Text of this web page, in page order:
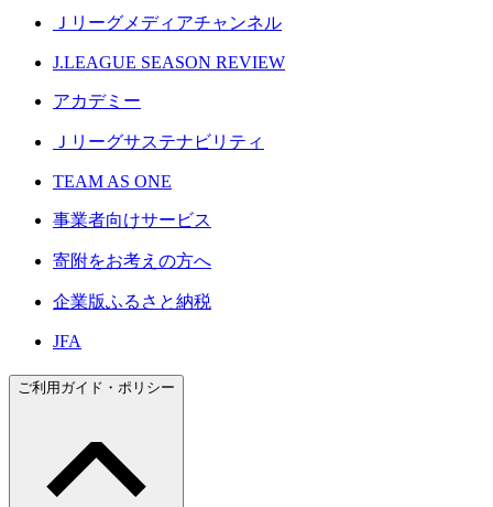
Ｊリーグメディアチャンネル
J.LEAGUE SEASON REVIEW
アカデミー
Ｊリーグサステナビリティ
TEAM AS ONE
事業者向けサービス
寄附をお考えの方へ
企業版ふるさと納税
JFA
ご利用ガイド・ポリシー